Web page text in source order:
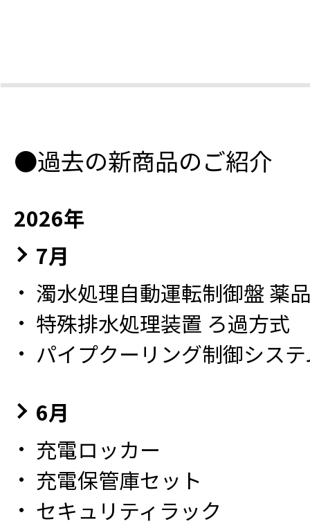
●過去の新商品のご紹介
2026年
7月
濁水処理自動運転制御盤 薬
特殊排水処理装置 ろ過方式
パイプクーリング制御シス
6月
充電ロッカー
充電保管庫セット
セキュリティラック